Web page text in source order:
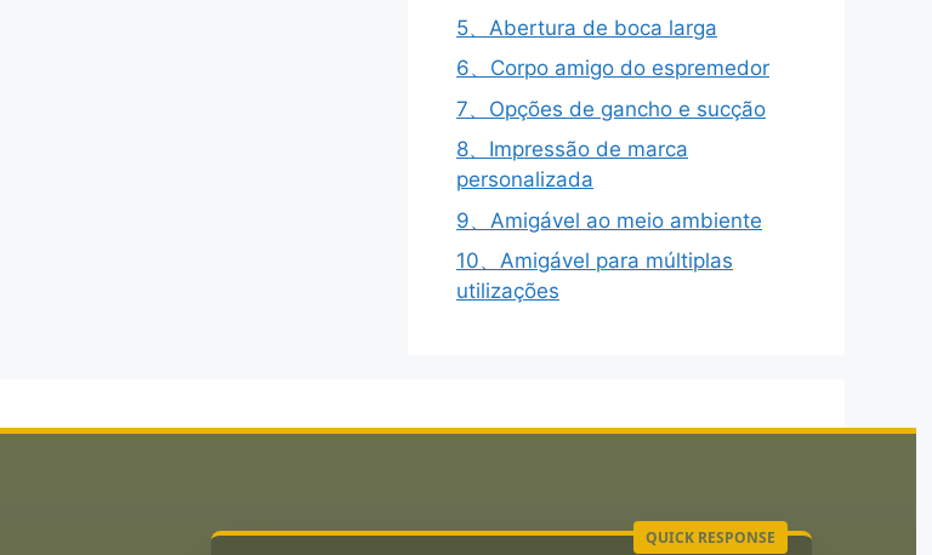
5、Abertura de boca larga
6、Corpo amigo do espremedor
7、Opções de gancho e sucção
8、Impressão de marca
personalizada
9、Amigável ao meio ambiente
10、Amigável para múltiplas
utilizações